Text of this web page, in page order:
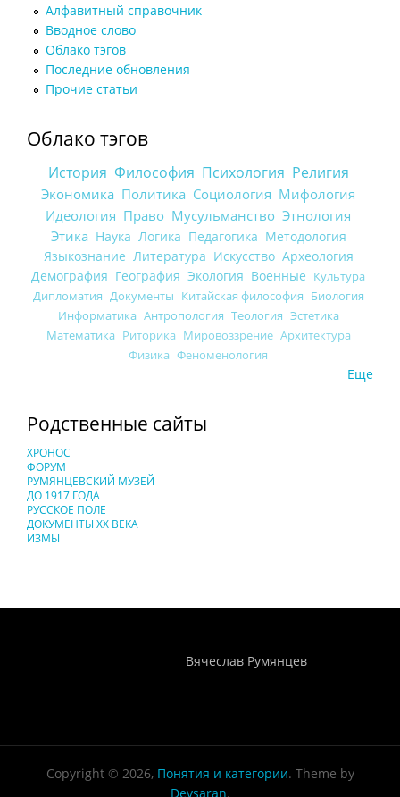
Алфавитный справочник
Вводное слово
Облако тэгов
Последние обновления
Прочие статьи
Облако тэгов
История Философия Психология Религия
Экономика Политика Социология Мифология
Идеология Право Мусульманство Этнология
Этика Наука Логика Педагогика Методология
Языкознание Литература Искусство Археология
Демография География Экология Военные Культура
Дипломатия Документы Китайская философия Биология
Информатика Антропология Теология Эстетика
Математика Риторика Мировоззрение Архитектура
Физика Феноменология
Еще
Родственные сайты
ХРОНОС
ФОРУМ
РУМЯНЦЕВСКИЙ МУЗЕЙ
ДО 1917 ГОДА
РУССКОЕ ПОЛЕ
ДОКУМЕНТЫ XX ВЕКА
ИЗМЫ
Вячеслав Румянцев
Copyright © 2026, Понятия и категории. Theme by
Devsaran.